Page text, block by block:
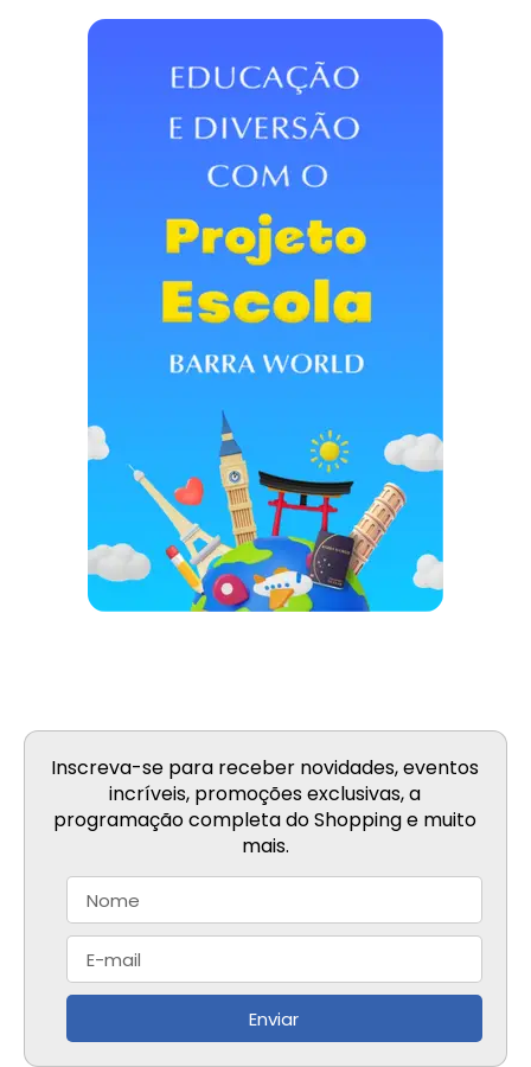
Inscreva-se para receber novidades, eventos
incríveis, promoções exclusivas, a
programação completa do Shopping e muito
mais.
Enviar